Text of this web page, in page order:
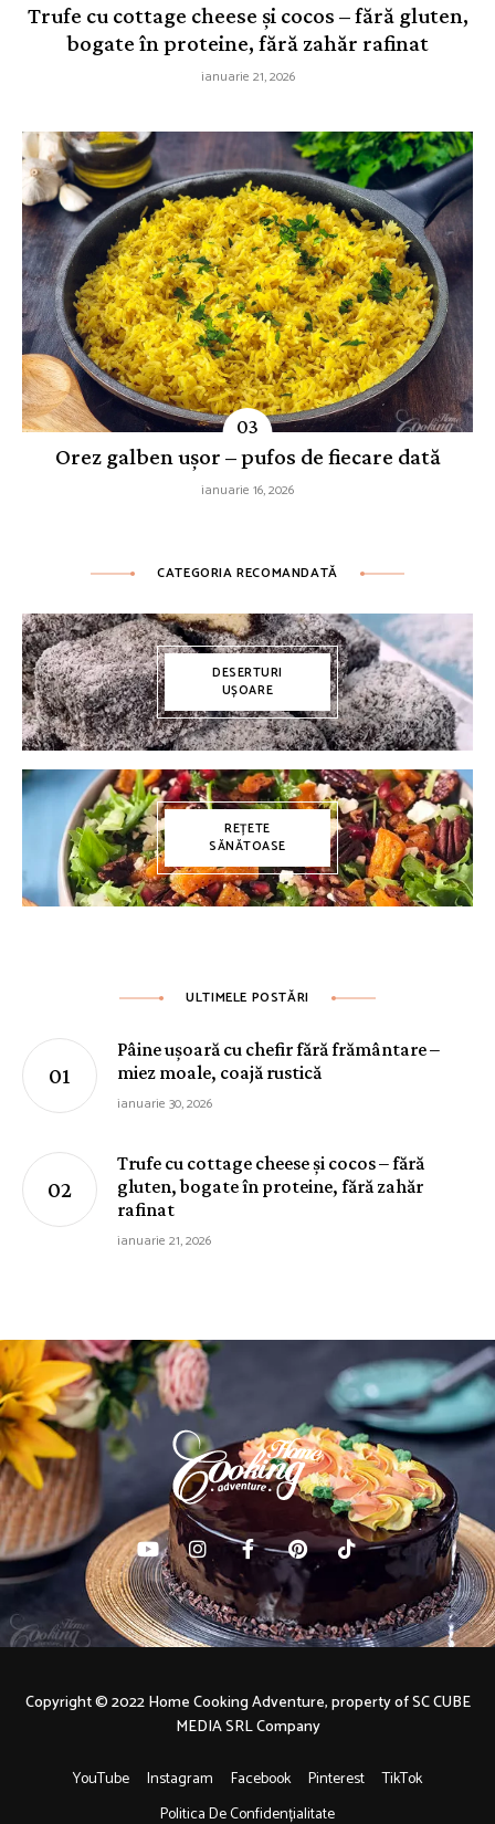
Trufe cu cottage cheese și cocos – fără gluten,
bogate în proteine, fără zahăr rafinat
ianuarie 21, 2026
Orez galben ușor – pufos de fiecare dată
ianuarie 16, 2026
CATEGORIA RECOMANDATĂ
DESERTURI
UȘOARE
REȚETE
SĂNĂTOASE
ULTIMELE POSTĂRI
Pâine ușoară cu chefir fără frământare –
miez moale, coajă rustică
ianuarie 30, 2026
Trufe cu cottage cheese și cocos – fără
gluten, bogate în proteine, fără zahăr
rafinat
ianuarie 21, 2026
YouTube Instagram Facebook Pinterest
TikTok
Politica De Confidențialitate
Copyright © 2022 Home Cooking Adventure, property of SC CUBE
MEDIA SRL Company